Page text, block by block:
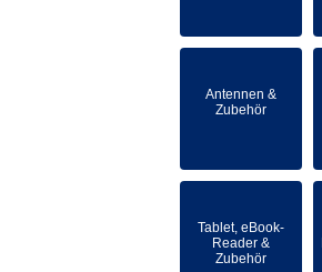
Antennen &
Zubehör
Tablet, eBook-
Reader &
Zubehör